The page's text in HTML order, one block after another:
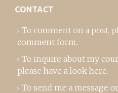
CONTACT
To comment on a post,
comment form..
To inquire about my
please have a look here.
To send me a message